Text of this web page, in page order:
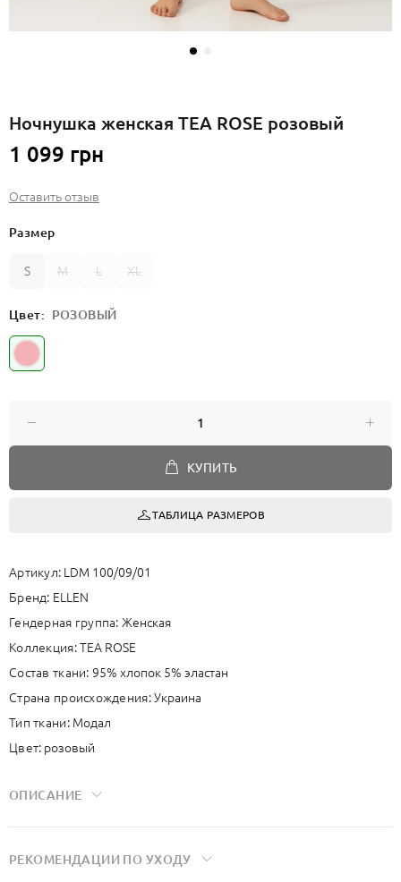
Ночнушка женская TEA ROSE розовый
1 099 грн
Оставить отзыв
Размер
S M L XL
Цвет: РОЗОВЫЙ
КУПИТЬ
ТАБЛИЦА РАЗМЕРОВ
Артикул: LDM 100/09/01
Бренд: ELLEN
Гендерная группа: Женская
Коллекция:TEA ROSE
Состав ткани: 95% хлопок 5% эластан
Страна происхождения:Украина
Тип ткани:Модал
Цвет: розовый
ОПИСАНИЕ
Мягкая ткань на основе модала дает исключительно приятные
РЕКОМЕНДАЦИИ ПО УХОДУ